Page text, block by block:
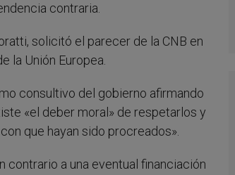
contraria.
solicitó el parecer de la CNB en
la Unión Europea.
consultivo del gobierno afirmando
«el deber moral» de respetarlos y
que hayan sido procreados».
contrario a una eventual financiación